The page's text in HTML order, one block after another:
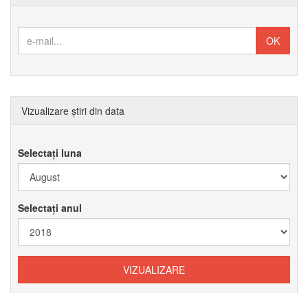
Vizualizare știri din data
Selectați luna
Selectați anul